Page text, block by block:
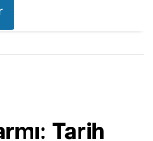
Tarih